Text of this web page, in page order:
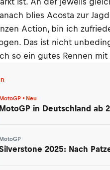
blies Acosta zur
Action, bin ich
Das ist nicht
so ein gutes Rennen
MotoGP • Neu
MotoGP in Deutschland ab
MotoGP
2025: Nach